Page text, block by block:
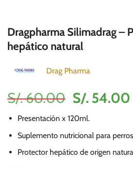
Dragpharma Silimadrag –
hepático natural
Drag Pharma
S/.60.00 El
precio
original
era:
S/.
S/. 54.00El
Presentación x 120ml.
Suplemento nutricional para
Protector hepático de origen